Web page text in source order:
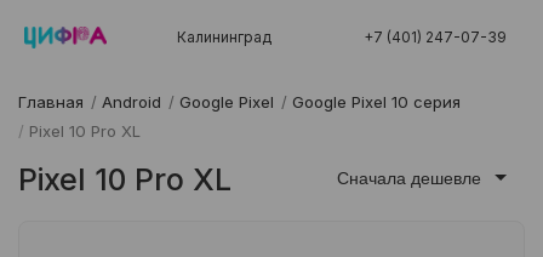
Калининград +7 (401) 247-07-39
Главная / Android / Google Pixel / Google Pixel 10 серия
/ Pixel 10 Pro XL
Pixel 10 Pro XL Сначала дешевле